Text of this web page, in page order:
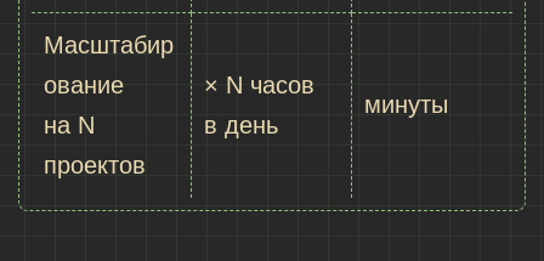
Масштабир
ование
на N
проектов
× N часов
в день
минуты